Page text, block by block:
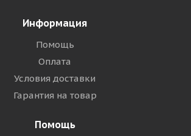
Информация
Помощь
Оплата
Условия доставки
Гарантия на товар
Помощь